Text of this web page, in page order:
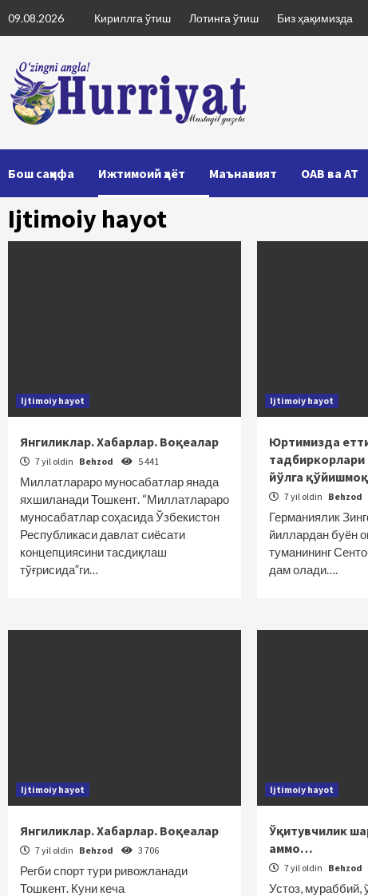
to
09.08.2026 Кириллга ўтиш Лотинга ўтиш Биз ҳақимизда
Бош саҳифа Ижтимоий ҳаёт Маънавият ОАВ ва АТ
Ijtimoiy hayot
Ijtimoiy hayot
Янгиликлар. Хабарлар. Воқеалар
7 yil oldin Behzod 5 441
Миллатлараро муносабатлар янада
яхшиланади Тошкент. “Миллатлараро
муносабатлар соҳасида Ўзбекистон
Республикаси давлат сиёсати
концепциясини тасдиқлаш
тўғрисида”ги…
Ijtimoiy hayot
Юртимизда
тадбиркорлари
йўлга
7 yil oldin Behzod
Германиялик
йиллардан буён
туманининг
дам олади….
Ijtimoiy hayot
Янгиликлар. Хабарлар. Воқеалар
7 yil oldin Behzod 3 706
Регби спорт тури ривожланади
Тошкент. Куни кеча
Ijtimoiy hayot
Ўқитувчилик
аммо…
7 yil oldin Behzod
Устоз, мураббий,